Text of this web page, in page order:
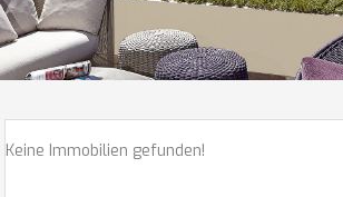
Keine Immobilien gefunden!